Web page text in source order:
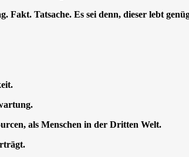
Tatsache. Es sei denn, dieser lebt
als Menschen in der Dritten Welt.